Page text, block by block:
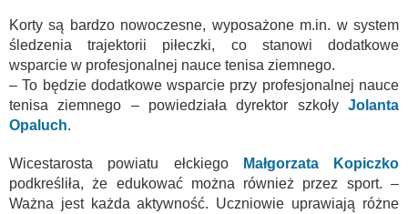
Korty są bardzo nowoczesne, wyposażone m.in. w system
śledzenia trajektorii piłeczki, co stanowi dodatkowe
wsparcie w profesjonalnej nauce tenisa ziemnego.
– To będzie dodatkowe wsparcie przy profesjonalnej nauce
tenisa ziemnego – powiedziała dyrektor szkoły Jolanta
Opaluch.
Wicestarosta powiatu ełckiego
Małgorzata Kopiczko
podkreśliła, że edukować można również przez sport. –
Ważna jest każda aktywność. Uczniowie uprawiają różne